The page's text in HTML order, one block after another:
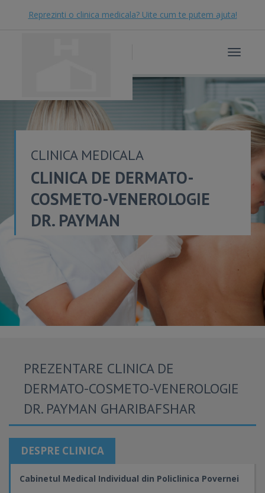
Reprezinti o clinica medicala? Uite cum te putem ajuta!
Toggle
CLINICA MEDICALA
CLINICA DE DERMATO-
COSMETO-VENEROLOGIE
DR. PAYMAN
GHARIBAFSHAR
PREZENTARE CLINICA DE
DERMATO-COSMETO-VENEROLOGIE
DR. PAYMAN GHARIBAFSHAR
DESPRE CLINICA
Cabinetul Medical Individual din Policlinica Povernei